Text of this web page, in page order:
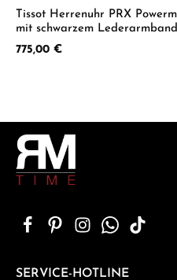
Tissot Herrenuhr PRX
mit schwarzem Lederarmband
Regulärer Preis:
775,00 €
SERVICE-HOTLINE